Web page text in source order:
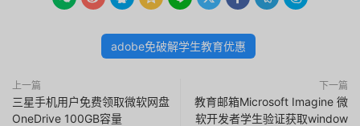
adobe免破解学生教育优惠
上一篇
三星手机用户免费领取微软网盘
OneDrive 100GB容量
下一篇
教育邮箱Microsoft Imagine 微
软开发者学生验证获取window